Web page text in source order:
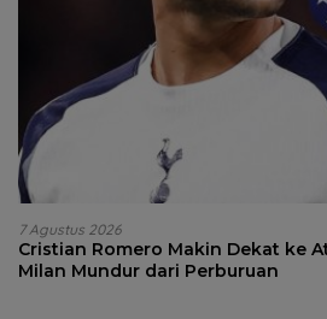
7 Agustus 2026
Cristian Romero Makin Dekat ke
Milan Mundur dari Perburuan